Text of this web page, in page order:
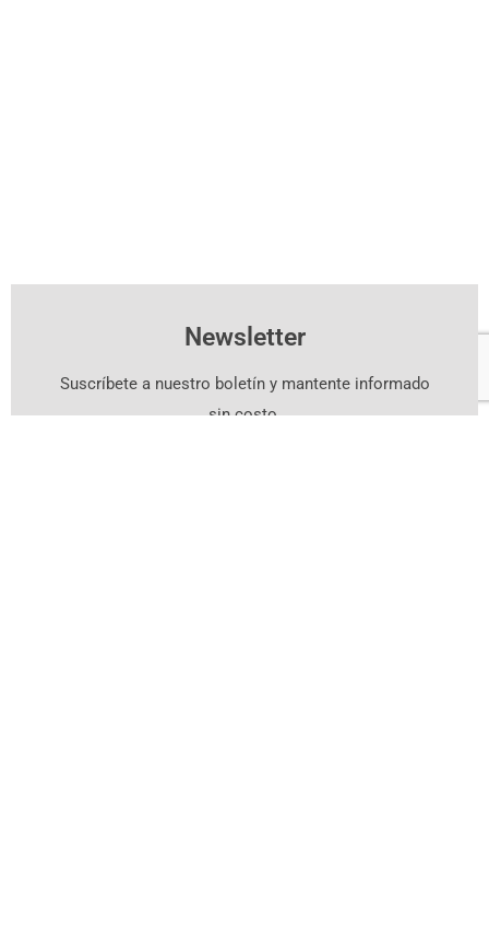
Newsletter
Suscríbete a nuestro boletín y mantente informado
sin costo.